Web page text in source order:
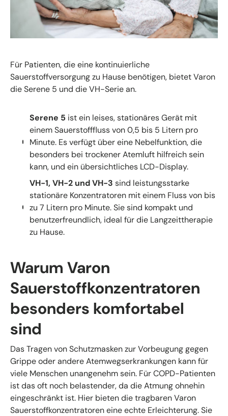
Für Patienten, die eine kontinuierliche
Sauerstoffversorgung zu Hause benötigen, bietet Varon
die Serene 5 und die VH-Serie an.
Serene 5 ist ein leises, stationäres Gerät mit
einem Sauerstofffluss von 0,5 bis 5 Litern pro
Minute. Es verfügt über eine Nebelfunktion, die
besonders bei trockener Atemluft hilfreich sein
kann, und ein übersichtliches LCD-Display.
VH-1, VH-2 und VH-3 sind leistungsstarke
stationäre Konzentratoren mit einem Fluss von bis
zu 7 Litern pro Minute. Sie sind kompakt und
benutzerfreundlich, ideal für die Langzeittherapie
zu Hause.
Warum Varon
Sauerstoffkonzentratoren
besonders komfortabel
sind
Das Tragen von Schutzmasken zur Vorbeugung gegen
Grippe oder andere Atemwegserkrankungen kann für
viele Menschen unangenehm sein. Für COPD-Patienten
ist das oft noch belastender, da die Atmung ohnehin
eingeschränkt ist. Hier bieten die tragbaren Varon
Sauerstoffkonzentratoren eine echte Erleichterung. Sie